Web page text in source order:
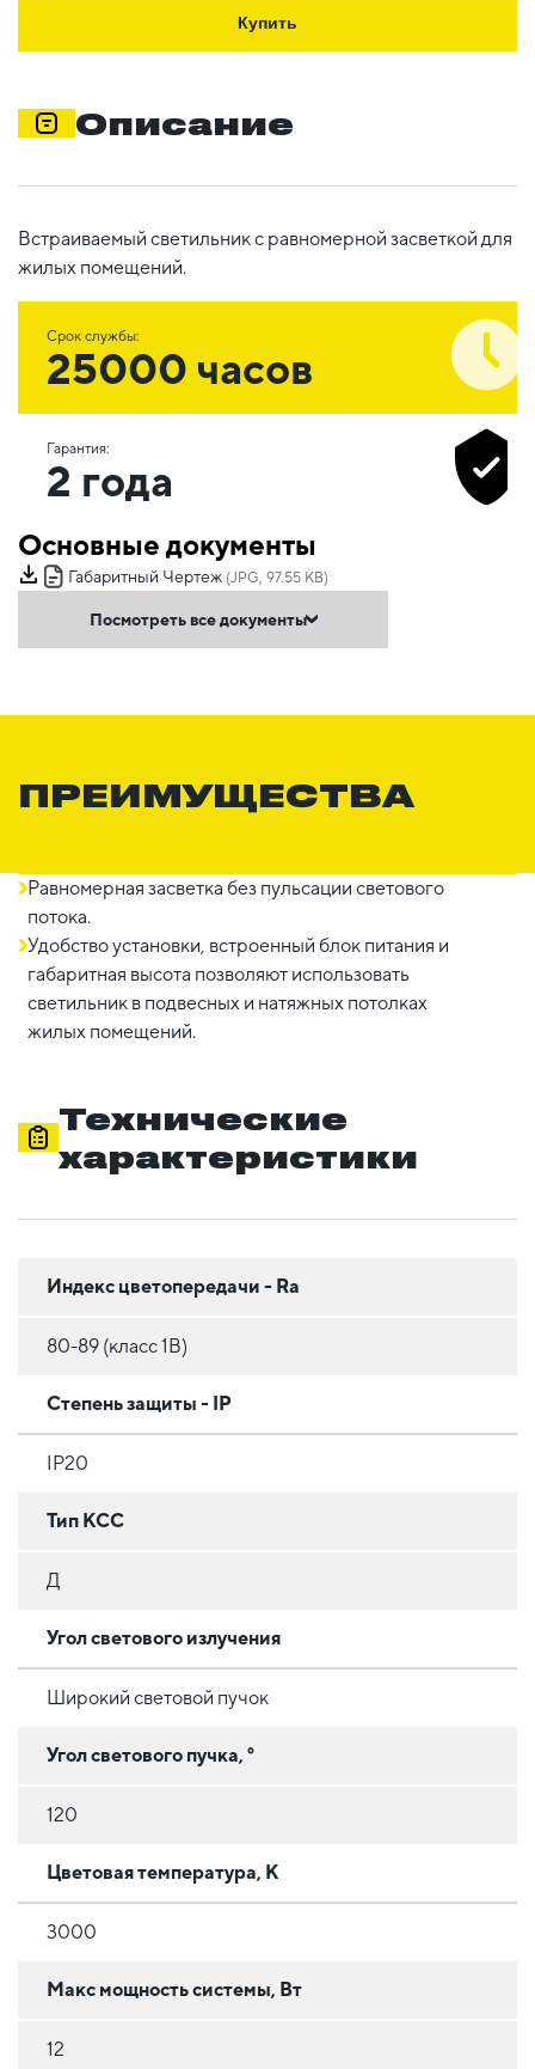
Купить
Описание
Встраиваемый светильник с равномерной засветкой для
жилых помещений.
Срок службы:
25000 часов
Гарантия:
2 года
Основные документы
Габаритный Чертеж (JPG, 97.55 KB)
Посмотреть все документы
ПРЕИМУЩЕСТВА
Равномерная засветка без пульсации светового
потока.
Удобство установки, встроенный блок питания и
габаритная высота позволяют использовать
светильник в подвесных и натяжных потолках
жилых помещений.
Технические
характеристики
Индекс цветопередачи - Ra
80-89 (класс 1B)
Степень защиты - IP
IP20
Тип КСС
Д
Угол светового излучения
Широкий световой пучок
Угол светового пучка, °
120
Цветовая температура, К
3000
Макс мощность системы, Вт
12